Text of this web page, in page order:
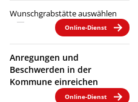
Wunschgrabstätte auswählen
Online-Dienst
Anregungen und
Beschwerden in der
Kommune einreichen
Online-Dienst